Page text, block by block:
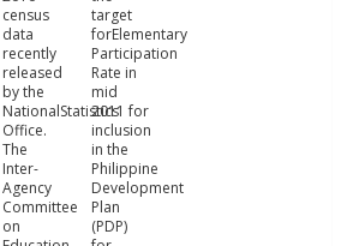
census
data
recently
released
by the
NationalStatistics
Office.
The
Inter-
Agency
Committee
on
target
forElementary
Participation
Rate in
mid
2011 for
inclusion
in the
Philippine
Development
Plan
(PDP)